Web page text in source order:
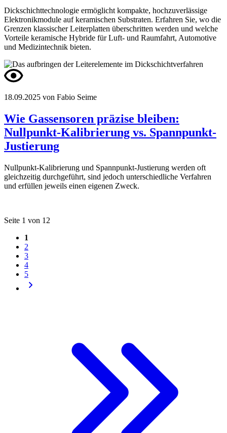
Dickschichttechnologie ermöglicht kompakte, hochzuverlässige
Elektronikmodule auf keramischen Substraten. Erfahren Sie, wo die
Grenzen klassischer Leiterplatten überschritten werden und welche
Vorteile keramische Hybride für Luft- und Raumfahrt, Automotive
und Medizintechnik bieten.
18.09.2025 von Fabio Seime
Wie Gassensoren präzise bleiben:
Nullpunkt-Kalibrierung vs. Spannpunkt-
Justierung
Nullpunkt-Kalibrierung und Spannpunkt-Justierung werden oft
gleichzeitig durchgeführt, sind jedoch unterschiedliche Verfahren
und erfüllen jeweils einen eigenen Zweck.
Seite 1 von 12
1
2
3
4
5